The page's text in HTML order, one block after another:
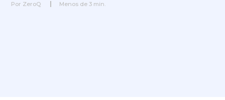
Por ZeroQ Menos de 3 min.